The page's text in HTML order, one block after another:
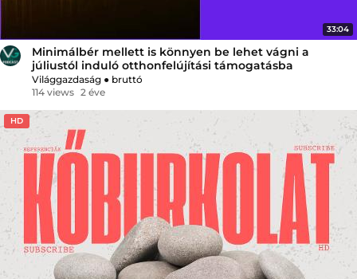
33:04
Minimálbér mellett is könnyen be lehet vágni a
júliustól induló otthonfelújítási támogatásba
Világgazdaság ● bruttó
114 views 2 éve
HD